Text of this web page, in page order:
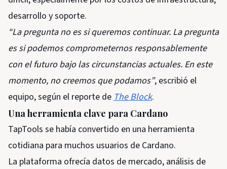
desarrollo y soporte.
“La pregunta no es si queremos continuar. La pregunta
es si podemos comprometernos responsablemente
con el futuro bajo las circunstancias actuales. En este
momento, no creemos que podamos”, escribió el
equipo, según el reporte deThe Block.
Una herramienta clave para Cardano
TapTools se había convertido en una herramienta
cotidiana para muchos usuarios de Cardano.
La plataforma ofrecía datos de mercado, análisis de